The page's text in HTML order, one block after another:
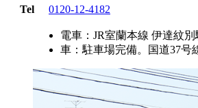
Tel
0120-12-4182
電車：JR室蘭本線 伊達紋
車：駐車場完備。国道37号